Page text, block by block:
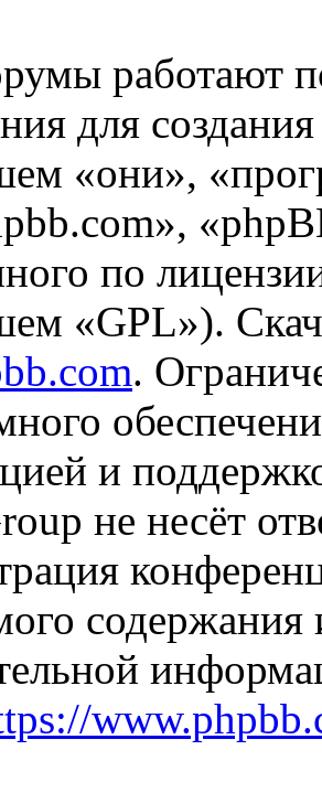
работают
для
«они»,
по
«GPL»).
.
и
не несёт